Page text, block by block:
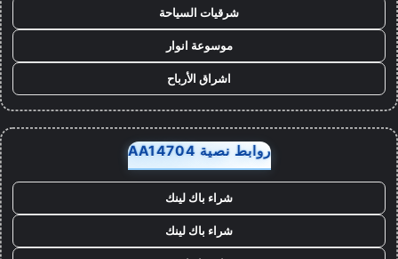
شرقيات السياحة
موسوعة انوار
اشراق الأرباح
روابط نصية AA14704
شراء باك لينك
شراء باك لينك